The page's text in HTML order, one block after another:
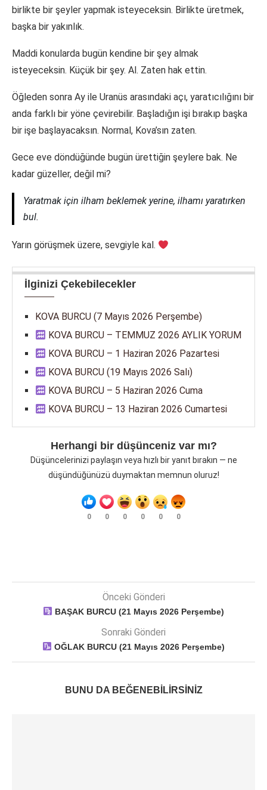
birlikte bir şeyler yapmak isteyeceksin. Birlikte üretmek,
başka bir yakınlık.
Maddi konularda bugün kendine bir şey almak
isteyeceksin. Küçük bir şey. Al. Zaten hak ettin.
Öğleden sonra Ay ile Uranüs arasındaki açı, yaratıcılığını bir
anda farklı bir yöne çevirebilir. Başladığın işi bırakıp başka
bir işe başlayacaksın. Normal, Kova’sın zaten.
Gece eve döndüğünde bugün ürettiğin şeylere bak. Ne
kadar güzeller, değil mi?
Yaratmak için ilham beklemek yerine, ilhamı yaratırken
bul.
Yarın görüşmek üzere, sevgiyle kal.
İlginizi Çekebilecekler
KOVA BURCU (7 Mayıs 2026 Perşembe)
KOVA BURCU – TEMMUZ 2026 AYLIK YORUM
KOVA BURCU – 1 Haziran 2026 Pazartesi
KOVA BURCU (19 Mayıs 2026 Salı)
KOVA BURCU – 5 Haziran 2026 Cuma
KOVA BURCU – 13 Haziran 2026 Cumartesi
Herhangi bir düşünceniz var mı?
Düşüncelerinizi paylaşın veya hızlı bir yanıt bırakın — ne
düşündüğünüzü duymaktan memnun oluruz!
0 0 0 0 0 0
Önceki Gönderi
BAŞAK BURCU (21 Mayıs 2026 Perşembe)
Sonraki Gönderi
OĞLAK BURCU (21 Mayıs 2026 Perşembe)
BUNU DA BEĞENEBILIRSINIZ